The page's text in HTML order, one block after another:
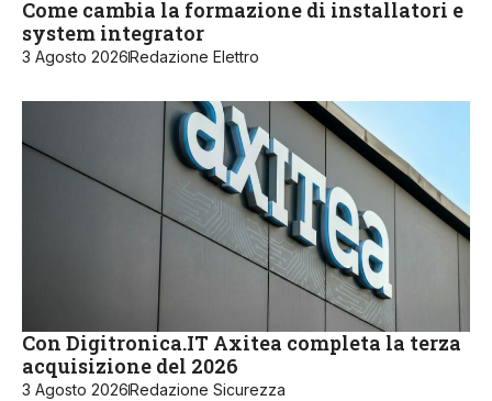
Come cambia la formazione di installatori e
system integrator
3 Agosto 2026Redazione Elettro
Con Digitronica.IT Axitea completa la terza
acquisizione del 2026
3 Agosto 2026Redazione Sicurezza